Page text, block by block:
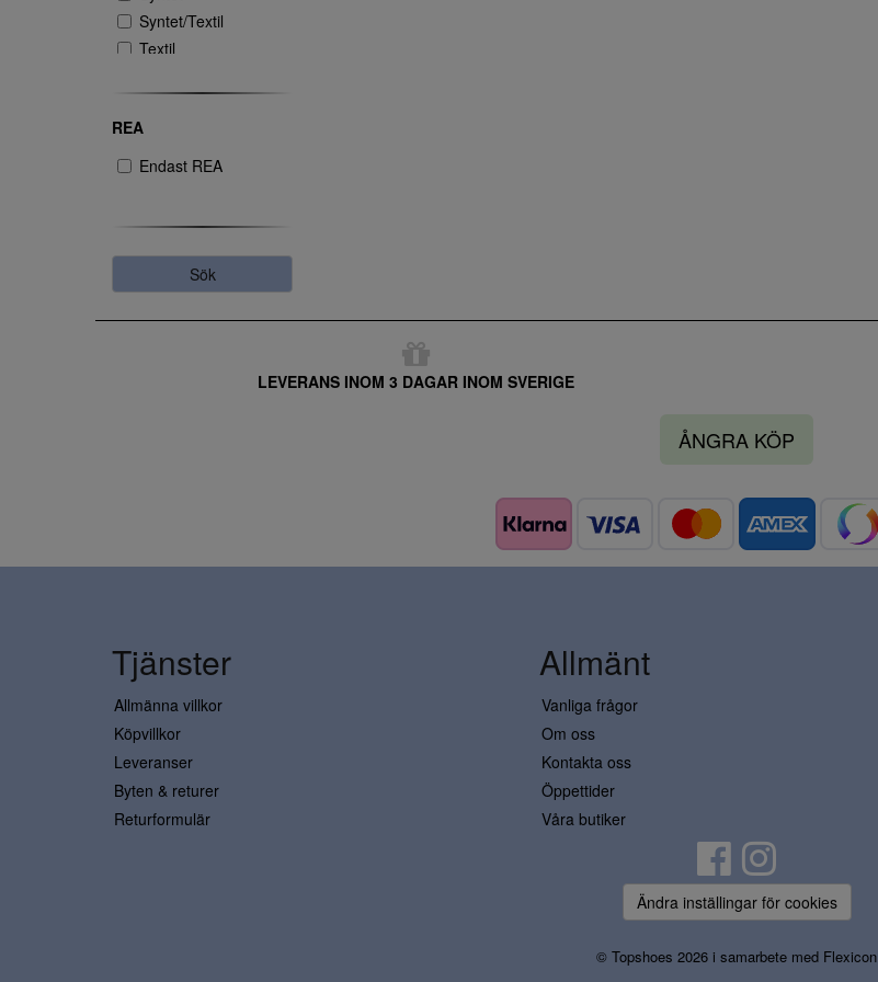
Syntet/Textil
Textil
REA
Endast REA
Sök
LEVERANS INOM 3 DAGAR INOM SVERIGE
ÅNGRA KÖP
Tjänster
Allmänna villkor
Köpvillkor
Leveranser
Byten & returer
Returformulär
Allmänt
Vanliga frågor
Om oss
Kontakta oss
Öppettider
Våra butiker
Ändra inställingar för cookies
© Topshoes 2026 i samarbete med Flexicon